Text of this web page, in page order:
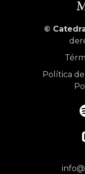
©
Política